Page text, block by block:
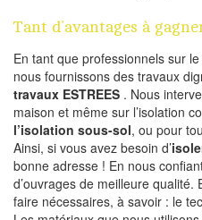
Tant d’avantages à
En tant que professionnels sur
nous fournissons des travaux
travaux ESTREES . Nous
maison et même sur l’isolation
l’isolation sous-sol, ou pour
Ainsi, si vous avez besoin d’
bonne adresse ! En nous
d’ouvrages de meilleure qualité.
faire nécessaires, à savoir : le